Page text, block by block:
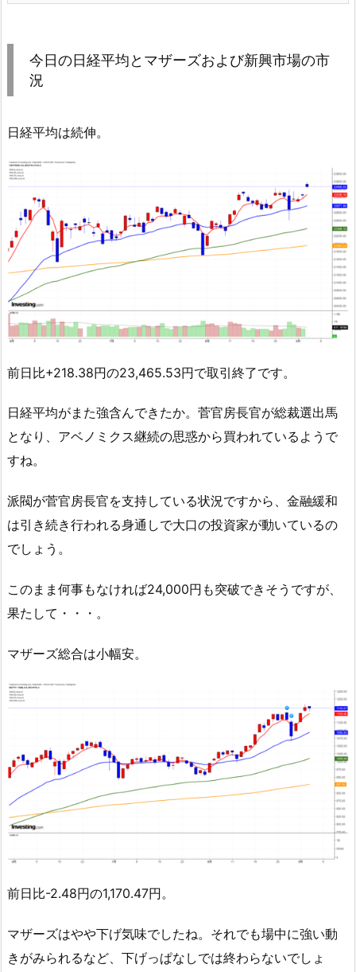
今日の日経平均とマザーズおよび新興市場の市
況
日経平均は続伸。
前日比+218.38円の23,465.53円で取引終了です。
日経平均がまた強含んできたか。菅官房長官が総裁選出馬
となり、アベノミクス継続の思惑から買われているようで
すね。
派閥が菅官房長官を支持している状況ですから、金融緩和
は引き続き行われる身通しで大口の投資家が動いているの
でしょう。
このまま何事もなければ24,000円も突破できそうですが、
果たして・・・。
マザーズ総合は小幅安。
前日比-2.48円の1,170.47円。
マザーズはやや下げ気味でしたね。それでも場中に強い動
きがみられるなど、下げっぱなしでは終わらないでしょ